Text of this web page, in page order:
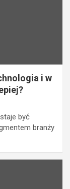
i w
być
branży